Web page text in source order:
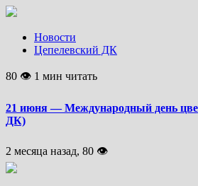
Новости
Цепелевский ДК
80 👁 1 мин читать
21 июня — Международный день
ДК)
2 месяца назад, 80 👁